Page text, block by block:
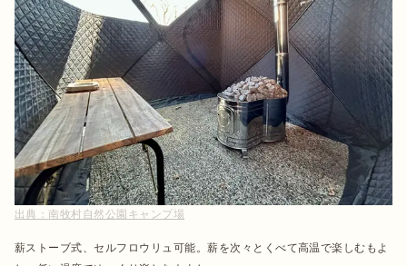
出典： 南牧村自然公園キャンプ場
薪ストーブ式、セルフロウリュ可能。薪を次々とくべて高温で楽しむもよ